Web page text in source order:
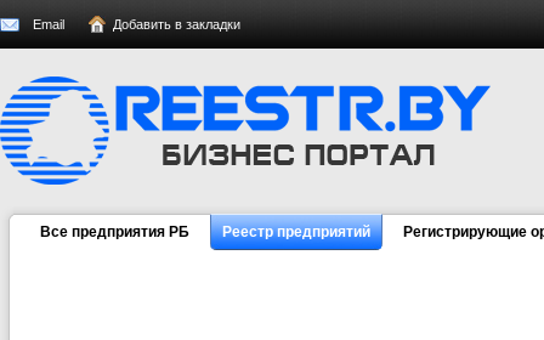
Email Добавить в закладки
Все предприятия РБ Реестр предприятий Регистрирующие